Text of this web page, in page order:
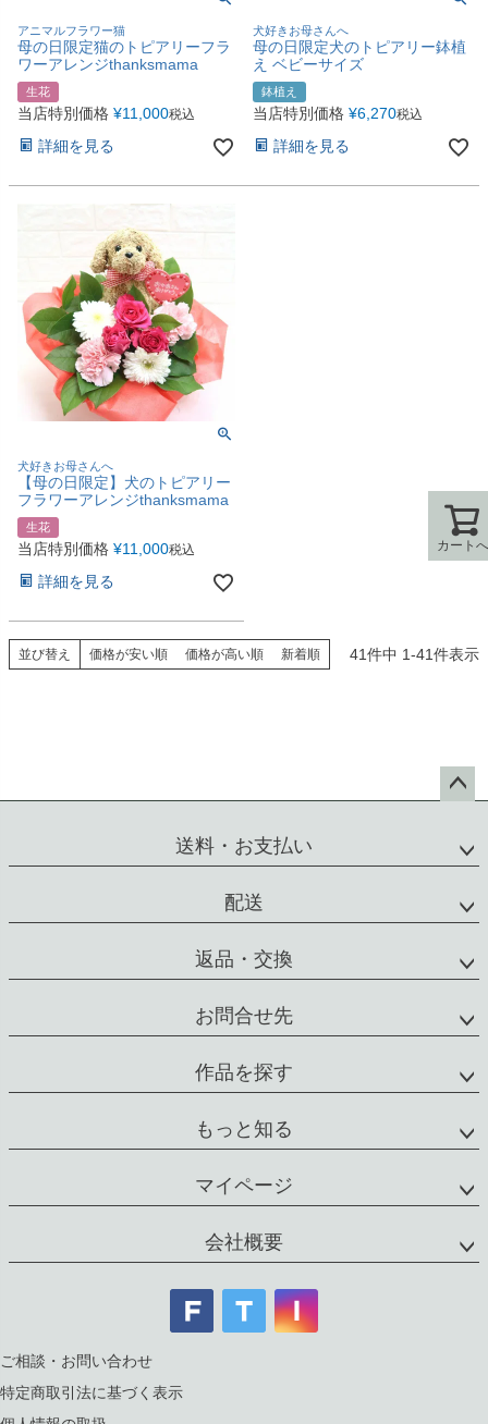
アニマルフラワー猫
母の日限定猫のトピアリーフラ
ワーアレンジthanksmama
生花
当店特別価格 ¥11,000税込
詳細を見る
犬好きお母さんへ
母の日限定犬のトピアリー鉢植
え ベビーサイズ
鉢植え
当店特別価格 ¥6,270税込
詳細を見る
犬好きお母さんへ
【母の日限定】犬のトピアリー
フラワーアレンジthanksmama
生花
当店特別価格 ¥11,000税込
詳細を見る
並び替え 価格が安い順 価格が高い順 新着順 41件中 1-41件表示
カートへ
ップ
送料・お支払い
配送
返品・交換
お問合せ先
作品を探す
もっと知る
マイページ
会社概要
ご相談・お問い合わせ
特定商取引法に基づく表示
カートへ